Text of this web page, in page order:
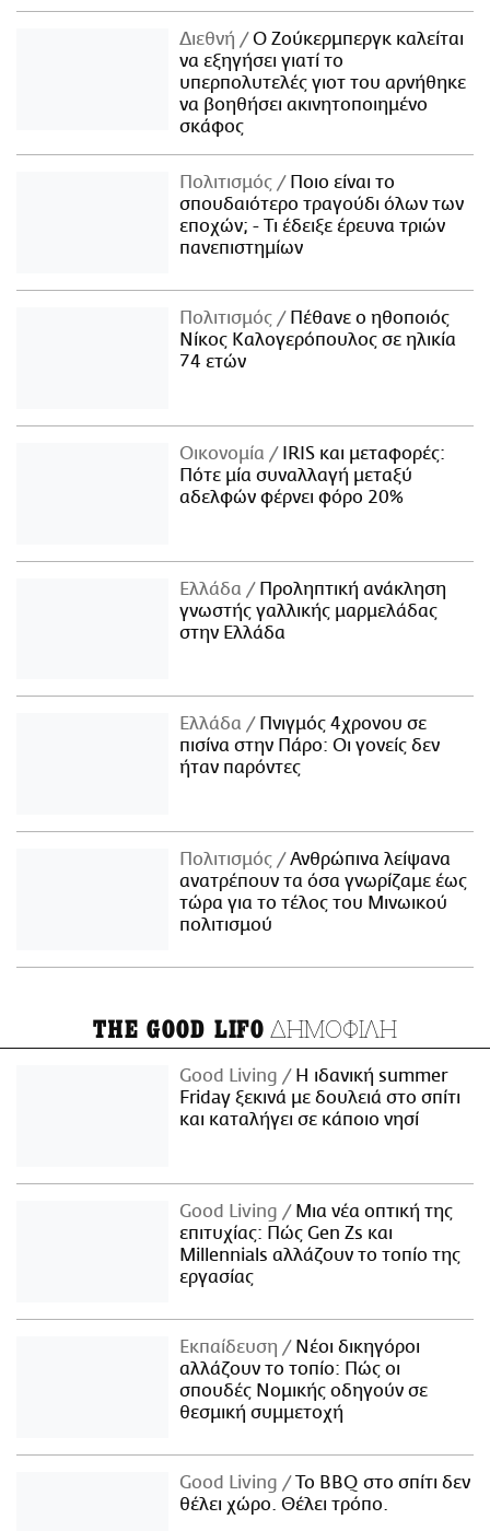
Διεθνή
Ο Ζούκερμπεργκ καλείται
να εξηγήσει γιατί το
υπερπολυτελές γιοτ του αρνήθηκε
να βοηθήσει ακινητοποιημένο
σκάφος
Πολιτισμός
Ποιο είναι το
σπουδαιότερο τραγούδι όλων των
εποχών; - Τι έδειξε έρευνα τριών
πανεπιστημίων
Πολιτισμός
Πέθανε ο ηθοποιός
Νίκος Καλογερόπουλος σε ηλικία
74 ετών
Οικονομία
IRIS και μεταφορές:
Πότε μία συναλλαγή μεταξύ
αδελφών φέρνει φόρο 20%
Ελλάδα
Προληπτική ανάκληση
γνωστής γαλλικής μαρμελάδας
στην Ελλάδα
Ελλάδα
Πνιγμός 4χρονου σε
πισίνα στην Πάρο: Οι γονείς δεν
ήταν παρόντες
Πολιτισμός
Ανθρώπινα λείψανα
ανατρέπουν τα όσα γνωρίζαμε έως
τώρα για το τέλος του Μινωικού
πολιτισμού
THE GOOD LIFO ΔΗΜΟΦΙΛΗ
Good Living
Η ιδανική summer
Friday ξεκινά με δουλειά στο σπίτι
και καταλήγει σε κάποιο νησί
Good Living
Μια νέα οπτική της
επιτυχίας: Πώς Gen Zs και
Millennials αλλάζουν το τοπίο της
εργασίας
Εκπαίδευση
Νέοι δικηγόροι
αλλάζουν το τοπίο: Πώς οι
σπουδές Νομικής οδηγούν σε
θεσμική συμμετοχή
Good Living
Το BBQ στο σπίτι δεν
θέλει χώρο. Θέλει τρόπο.